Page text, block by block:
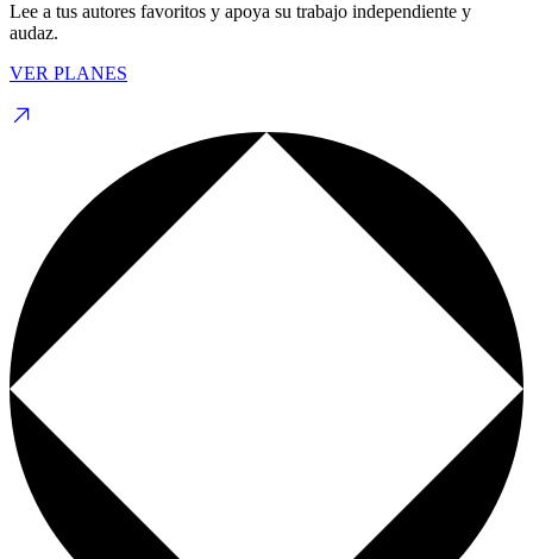
Lee a tus autores favoritos y apoya su trabajo independiente y
audaz.
VER PLANES